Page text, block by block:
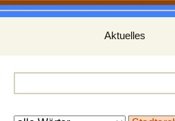
Inhalt
springen
Aktuelles